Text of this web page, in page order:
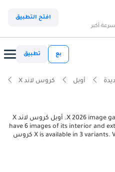
أكبر
افتح التطبيق
بع تطبيق
أوبل كروس لاند X
View the latest أوبل كروس لاند X 2026 image gallery. أوبل كروس لاند X
have 6 images of its interior and
and Side profiles. كروس لاند X is available in 3 variants. View all كروس